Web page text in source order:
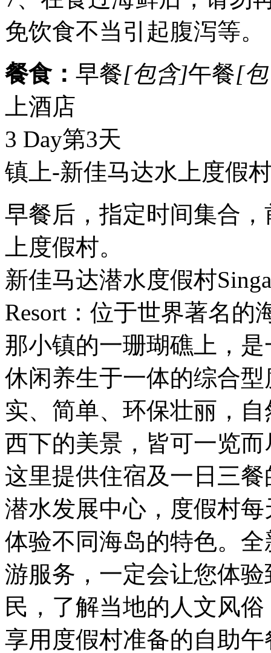
免饮食不当引起腹泻等。
餐食： 早餐[包含]午餐[
上酒店
3 Day第3天
镇上-新佳马达水上度假
早餐后，指定时间集合
上度假村。
新佳马达潜水度假村
Resort：位于世界著名的
那小镇的一珊瑚礁上，
休闲养生于一体的综合
实、简单、环保壮丽，
西下的美景，皆可一览而
这里提供住宿及一日三
潜水发展中心，度假村
体验不同海岛的特色。
游服务，一定会让您体
民，了解当地的人文风
享用度假村准备的自助